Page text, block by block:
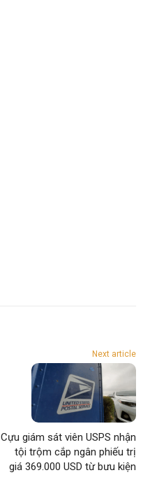
Next article
Cựu giám sát viên USPS nhận
tội trộm cắp ngân phiếu trị
giá 369.000 USD từ bưu kiện